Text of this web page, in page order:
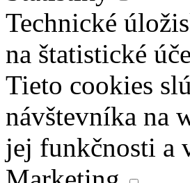
Technické
na štatistické
Tieto cookies
návštevníka na
jej funkčnosti a